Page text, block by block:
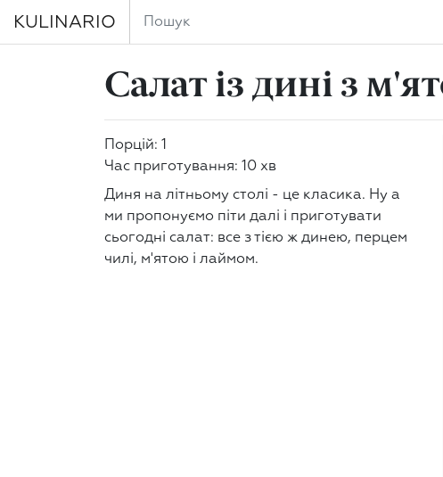
KULINARIO
Салат із дині з
Порцій: 1
Час приготування: 10 хв
Диня на літньому столі - це класика. Ну а
ми пропонуємо піти далі і приготувати
сьогодні салат: все з тією ж динею, перцем
чилі, м'ятою і лаймом.